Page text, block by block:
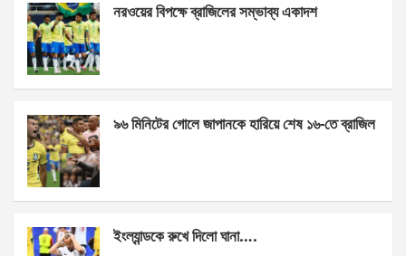
b
o
o
k
n
g
er
s
p
e
নরওয়ের বিপক্ষে ব্রাজিলের সম্ভাব্য একাদশ
৯৬ মিনিটের গোলে জাপানকে হারিয়ে শেষ ১৬-তে ব্রাজিল
ইংল্যান্ডকে রুখে দিলো ঘানা….